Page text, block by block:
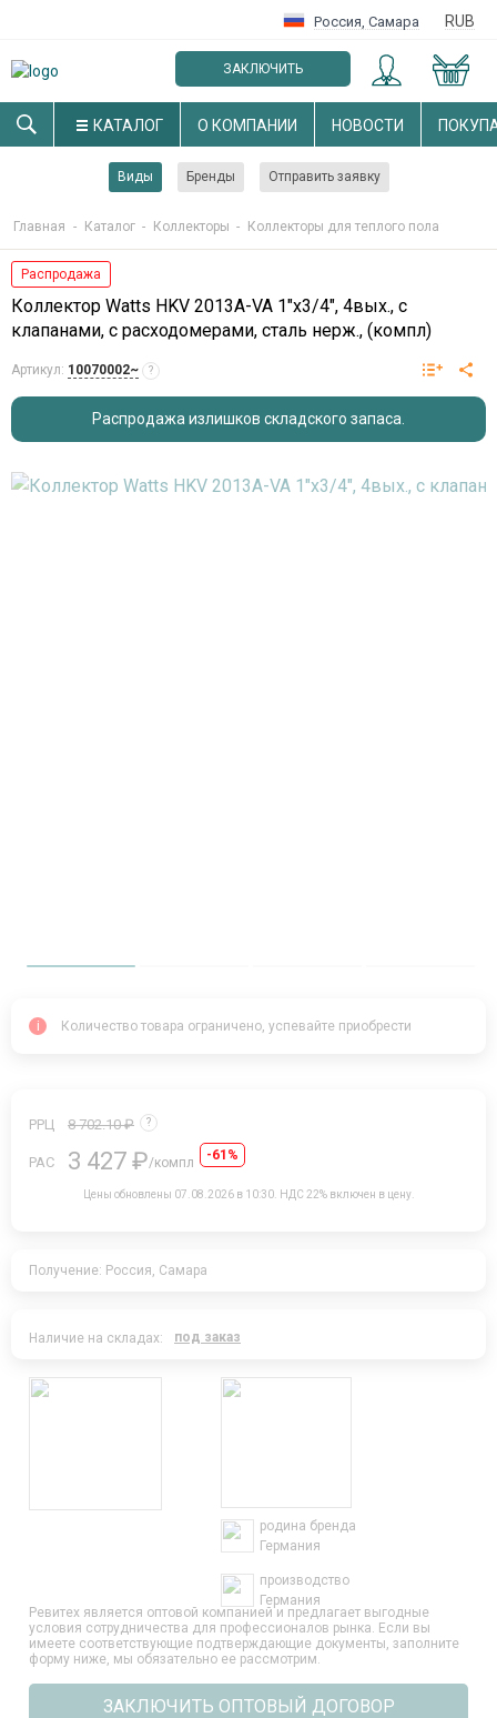
Россия, Самара RUB
ЗАКЛЮЧИТЬ
ОПТОВЫЙ ДОГОВОР
КАТАЛОГ О КОМПАНИИ НОВОСТИ
Виды Бренды Отправить заявку
Главная - Каталог - Коллекторы - Коллекторы для теплого пола
Распродажа
Коллектор Watts HKV 2013A-VA 1"х3/4", 4вых., c
клапанами, с расходомерами, сталь нерж., (компл)
Артикул: 10070002~ ?
Распродажа излишков складского запаса.
i Количество товара ограничено, успевайте приобрести
РРЦ 8 702.10 ₽ ?
РАС 3 427 ₽/компл -61%
Цены обновлены 07.08.2026 в 10:30. НДС 22% включен в цену.
Получение: Россия, Самара
Наличие на складах: под заказ
родина бренда
Германия
производство
Германия
Ревитех является оптовой компанией и предлагает выгодные
условия сотрудничества для профессионалов рынка. Если вы
имеете соответствующие подтверждающие документы, заполните
форму ниже, мы обязательно ее рассмотрим.
ЗАКЛЮЧИТЬ ОПТОВЫЙ ДОГОВОР